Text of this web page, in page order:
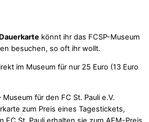
könnt ihr das FCSP-Museum
besuchen, so oft ihr wollt.
im Museum für nur 25 Euro (13 Euro
für den FC St. Pauli e.V.
zum Preis eines Tagestickets,